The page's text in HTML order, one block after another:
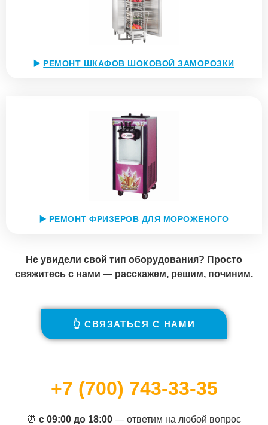
▶️ РЕМОНТ ШКАФОВ ШОКОВОЙ ЗАМОРОЗКИ
▶️ РЕМОНТ ФРИЗЕРОВ ДЛЯ МОРОЖЕНОГО
Не увидели свой тип оборудования? Просто
свяжитесь с нами — расскажем, решим, починим.
👆 СВЯЗАТЬСЯ С НАМИ
+7 (700) 743-33-35
⏰ с 09:00 до 18:00 — ответим на любой вопрос